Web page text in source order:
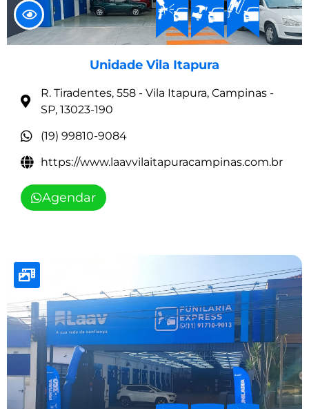
Unidade Vila Itapura
R. Tiradentes, 558 - Vila Itapura, Campinas -
SP, 13023-190
(19) 99810-9084
https://www.laavvilaitapuracampinas.com.br
Agendar